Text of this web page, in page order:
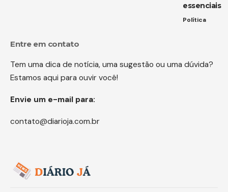
essenciais
Política
Entre em contato
Tem uma dica de notícia, uma sugestão ou uma dúvida?
Estamos aqui para ouvir você!
Envie um e-mail para:
contato@diarioja.com.br